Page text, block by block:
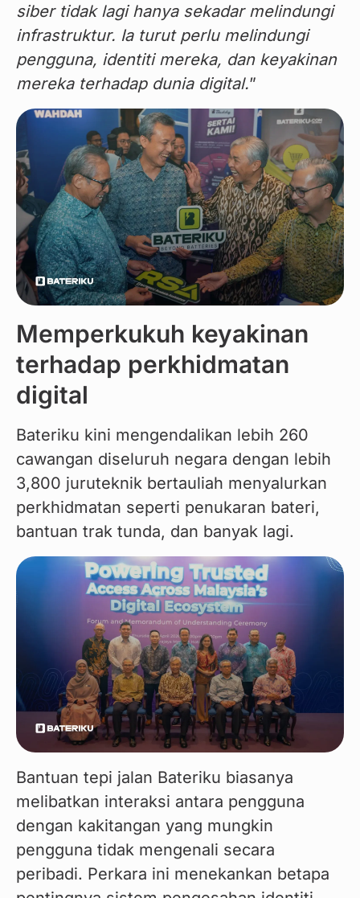
siber tidak lagi hanya sekadar melindungi
infrastruktur. Ia turut perlu melindungi
pengguna, identiti mereka, dan keyakinan
mereka terhadap dunia digital.”
Memperkukuh keyakinan
terhadap perkhidmatan
digital
Bateriku kini mengendalikan lebih 260
cawangan diseluruh negara dengan lebih
3,800 juruteknik bertauliah menyalurkan
perkhidmatan seperti penukaran bateri,
bantuan trak tunda, dan banyak lagi.
Bantuan tepi jalan Bateriku biasanya
melibatkan interaksi antara pengguna
dengan kakitangan yang mungkin
pengguna tidak mengenali secara
peribadi. Perkara ini menekankan betapa